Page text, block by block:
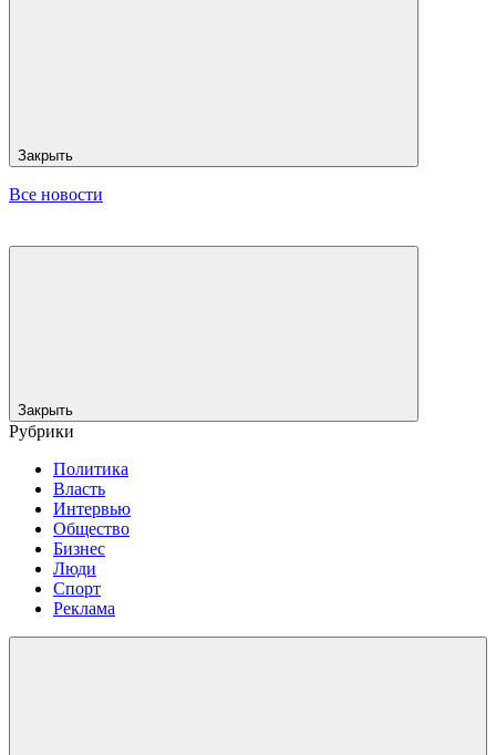
Закрыть
Все новости
Закрыть
Рубрики
Политика
Власть
Интервью
Общество
Бизнес
Люди
Спорт
Реклама